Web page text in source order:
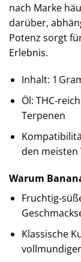
nach Marke
darüber,
Potenz sorgt
Erlebnis.
Inhalt: 1
Öl:
Terpenen
den meisten
Warum
Klassische